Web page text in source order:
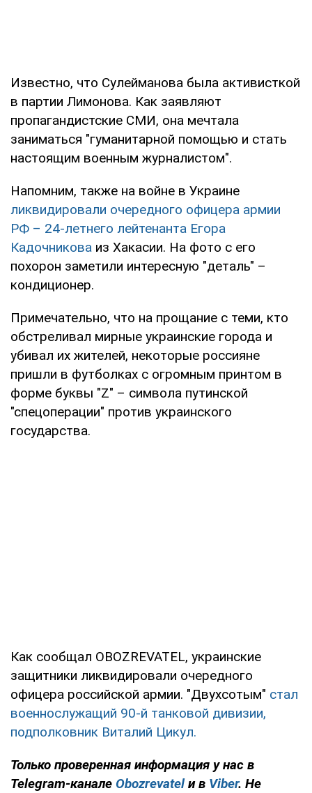
Известно, что Сулейманова была активисткой
в партии Лимонова. Как заявляют
пропагандистские СМИ, она мечтала
заниматься "гуманитарной помощью и стать
настоящим военным журналистом".
Напомним, также на войне в Украине
ликвидировали очередного офицера армии
РФ – 24-летнего лейтенанта Егора
Кадочникова из Хакасии. На фото с его
похорон заметили интересную "деталь" –
кондиционер.
Примечательно, что на прощание с теми, кто
обстреливал мирные украинские города и
убивал их жителей, некоторые россияне
пришли в футболках с огромным принтом в
форме буквы "Z" – символа путинской
"спецоперации" против украинского
государства.
Как сообщал OBOZREVATEL, украинские
защитники ликвидировали очередного
офицера российской армии. "Двухсотым" стал
военнослужащий 90-й танковой дивизии,
подполковник Виталий Цикул.
Только проверенная информация у нас в
Telegram-канале Obozrevatelи в Viber. Не